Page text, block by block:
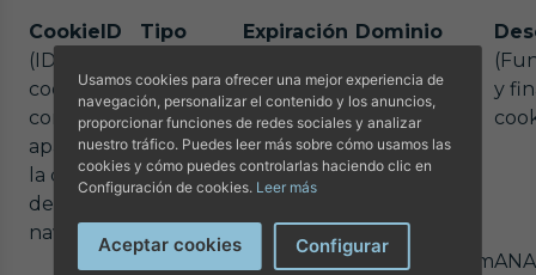
CookieID
(ID de la
cookie y
como
aparece en
la caché
del
navegador)
Tipo
de
terceros)
Expiración
caducidad
de la
cookie una
vez
Dominio
dominio se
asocia la
cookie)
y
Persistente.
.domus54.com
Usamos cookies para ofrecer una mejor experiencia de
navegación, personalizar el contenido y los anuncios,
proporcionar funciones de redes sociales y analizar
nuestro tráfico. Puedes leer más sobre cómo usamos las
cookies y cómo puedes controlarlas haciendo clic en
Configuración de cookies. Leer más
Aceptar cookies Configurar